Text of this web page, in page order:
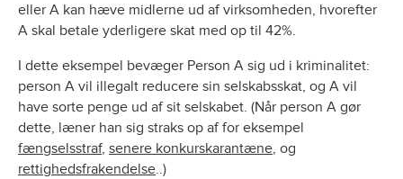
eller A kan hæve midlerne ud af virksomheden, hvorefter
A skal betale yderligere skat med op til 42%.
I dette eksempel bevæger Person A sig ud i kriminalitet:
person A vil illegalt reducere sin selskabsskat, og A vil
have sorte penge ud af sit selskabet. (Når person A gør
dette, læner han sig straks op af for eksempel
fængselsstraf, senere konkurskarantæne, og
rettighedsfrakendelse..)